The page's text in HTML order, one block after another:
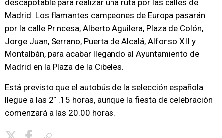
descapotable para realizar una ruta por las calles de
Madrid. Los flamantes campeones de Europa pasarán
por la calle Princesa, Alberto Aguilera, Plaza de Colón,
Jorge Juan, Serrano, Puerta de Alcalá, Alfonso XII y
Montalbán, para acabar llegando al Ayuntamiento de
Madrid en la Plaza de la Cibeles.
Está previsto que el autobús de la selección española
llegue a las 21.15 horas, aunque la fiesta de celebración
comenzará a las 20.00 horas.